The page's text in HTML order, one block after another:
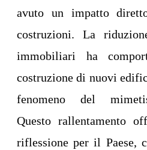
avuto un impatto
costruzioni. La
immobiliari ha
costruzione di nuovi
fenomeno del
Questo rallentamento
riflessione per il Paese,